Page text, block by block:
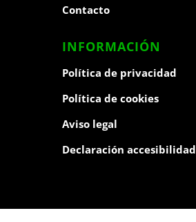
Contacto
INFORMACIÓN
Política de privacidad
Política de cookies
Aviso legal
Declaración accesibilidad